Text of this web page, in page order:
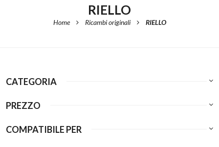
RIELLO
Home Ricambi originali RIELLO
CATEGORIA
PREZZO
COMPATIBILE PER